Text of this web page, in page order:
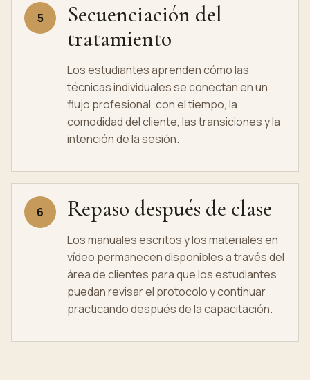
5
Secuenciación del
tratamiento
Los estudiantes aprenden cómo las
técnicas individuales se conectan en un
flujo profesional, con el tiempo, la
comodidad del cliente, las transiciones y la
intención de la sesión.
6 Repaso después de clase
Los manuales escritos y los materiales en
vídeo permanecen disponibles a través del
área de clientes para que los estudiantes
puedan revisar el protocolo y continuar
practicando después de la capacitación.